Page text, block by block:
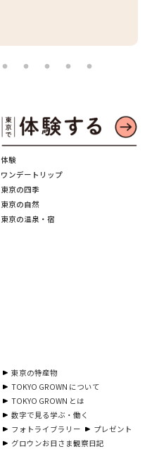
体験
ワンデートリップ
東京の四季
東京の自然
東京の温泉・宿
東京の特産物
TOKYO GROWN について
TOKYO GROWN とは
数字で見る学ぶ・働く
フォトライブラリー
プレゼント
グロウンお日さま観察日記